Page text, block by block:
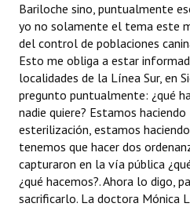
Bariloche sino, puntualmente
yo no solamente el tema este
del control de poblaciones
Esto me obliga a estar
localidades de la Línea Sur, en
pregunto puntualmente: ¿qué
nadie quiere? Estamos
esterilización, estamos
tenemos que hacer dos
capturaron en la vía pública
¿qué hacemos?. Ahora lo digo,
sacrificarlo. La doctora Mónica